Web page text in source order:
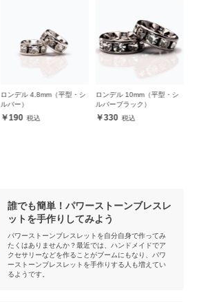
ロンデル 4.8mm（平型・シ
ルバー）
190
ロンデル 10mm（平型・シ
ルバーブラック）
330
誰でも簡単！パワーストーンブレスレ
ットを手作りしてみよう
パワーストーンブレスレットを自分自身で作ってみ
たくはありませんか？最近では、ハンドメイドでア
クセサリーなどを作ることがブームにもなり、パワ
ーストーンブレスレットを手作りする人も増えてい
るようです。